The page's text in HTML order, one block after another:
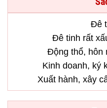
Đê
Đê tinh rất
Động thổ, hôn
Kinh doanh, ký
Xuất hành, xây